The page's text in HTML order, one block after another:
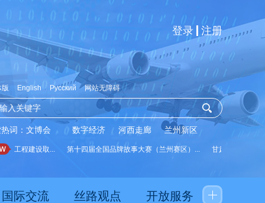
登录 注册
版 English Русский 网站无障碍
词： 文博会 数字经济 河西走廊 兰州新区
工程建设取... 第十四届全国品牌故事大赛（兰州赛区）... 甘肃省实施《中华
国际交流 丝路观点 开放服务